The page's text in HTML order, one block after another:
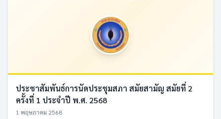
ประชาสัมพันธ์การนัดประชุมสภา สมัยสามัญ สมัยที่ 2
ครั้งที่ 1 ประจำปี พ.ศ. 2568
1 พฤษภาคม 2568